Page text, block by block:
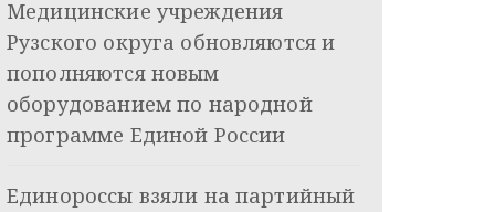
Медицинские учреждения
Рузского округа обновляются и
пополняются новым
оборудованием по народной
программе Единой России
Единороссы взяли на партийный